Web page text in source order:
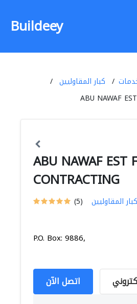
Buildeey
كبار المقاوليين
ABU NAWAF
ABU NAWAF EST
CONTRACTING
(5) كبار المقاوليين
P.O. Box: 9886,
اتصل الآن